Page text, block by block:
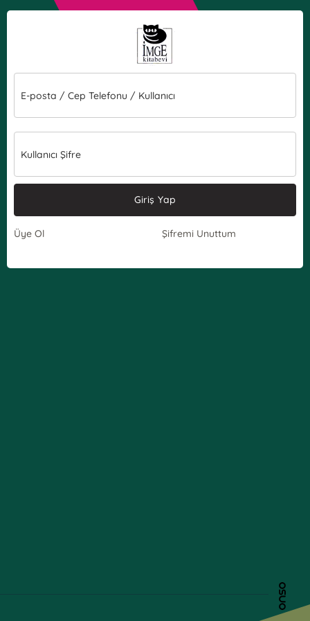
E-posta / Cep Telefonu / Kullanıcı
Kullanıcı Şifre
Giriş Yap
Üye Ol Şifremi Unuttum